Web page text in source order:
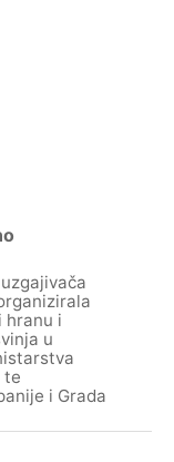
hranu i
u
te
i Grada